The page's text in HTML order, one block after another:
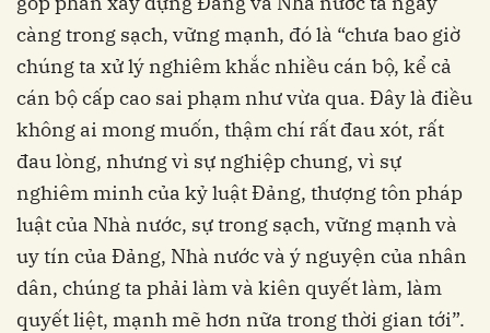
càng trong sạch, vững mạnh, đó là “chưa bao giờ
chúng ta xử lý nghiêm khắc nhiều cán bộ, kể cả
cán bộ cấp cao sai phạm như vừa qua. Đây là điều
không ai mong muốn, thậm chí rất đau xót, rất
đau lòng, nhưng vì sự nghiệp chung, vì sự
nghiêm minh của kỷ luật Đảng, thượng tôn pháp
luật của Nhà nước, sự trong sạch, vững mạnh và
uy tín của Đảng, Nhà nước và ý nguyện của nhân
dân, chúng ta phải làm và kiên quyết làm, làm
quyết liệt, mạnh mẽ hơn nữa trong thời gian tới”.